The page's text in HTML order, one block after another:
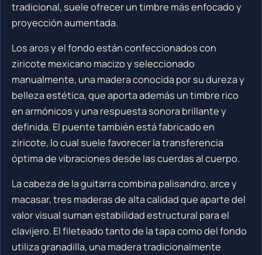
tradicional, suele ofrecer un timbre más enfocado y
proyección aumentada.
Los aros y el fondo están confeccionados con
ziricote mexicano macizo y seleccionado
manualmente, una madera conocida por su dureza y
belleza estética, que aporta además un timbre rico
en armónicos y una respuesta sonora brillante y
definida. El puente también está fabricado en
ziricote, lo cual suele favorecer la transferencia
óptima de vibraciones desde las cuerdas al cuerpo.
La cabeza de la guitarra combina palisandro, arce y
macasar, tres maderas de alta calidad que aparte del
valor visual suman estabilidad estructural para el
clavijero. El fileteado tanto de la tapa como del fondo
utiliza granadilla, una madera tradicionalmente